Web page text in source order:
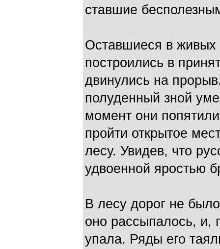
ставшие
Оставшиеся в
построились в
двинулись на
полуденный зной
момент они
пройти открытое
лесу. Увидев, что
удвоенной яростью
В лесу дорог не
оно рассыпалось, и,
упала. Ряды его